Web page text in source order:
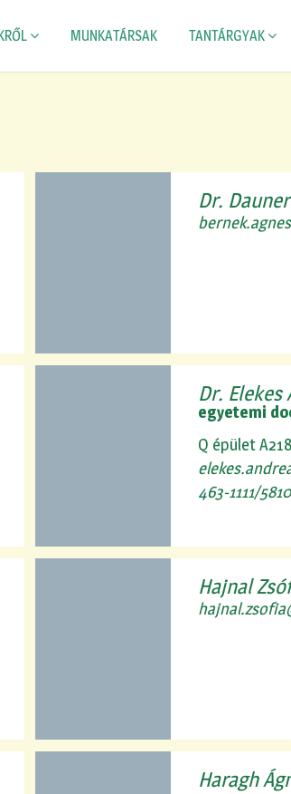
MUNKATÁRSAK TANTÁRGYAK
Dr.
Dr. Elekes
egyetemi
Q épület
463-1111/5810
Hajnal
Haragh